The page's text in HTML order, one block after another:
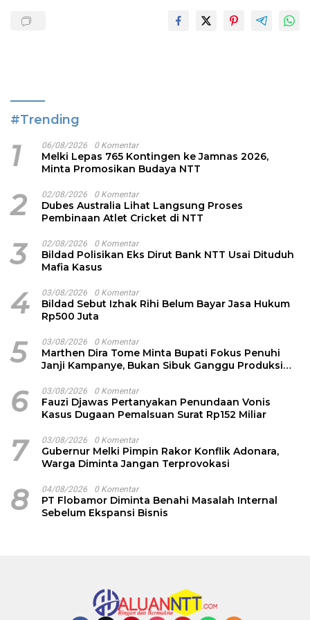
#Trending
1 06/08/2026 0 Komentar
Melki Lepas 765 Kontingen ke Jamnas 2026,
Minta Promosikan Budaya NTT
2 02/08/2026 0 Komentar
Dubes Australia Lihat Langsung Proses
Pembinaan Atlet Cricket di NTT
3 02/08/2026 0 Komentar
Bildad Polisikan Eks Dirut Bank NTT Usai Dituduh
Mafia Kasus
4 03/08/2026 0 Komentar
Bildad Sebut Izhak Rihi Belum Bayar Jasa Hukum
Rp500 Juta
5 03/08/2026 0 Komentar
Marthen Dira Tome Minta Bupati Fokus Penuhi
Janji Kampanye, Bukan Sibuk Ganggu Produksi
6 03/08/2026 0 Komentar
Fauzi Djawas Pertanyakan Penundaan Vonis
Kasus Dugaan Pemalsuan Surat Rp152 Miliar
7 03/08/2026 0 Komentar
Gubernur Melki Pimpin Rakor Konflik Adonara,
Warga Diminta Jangan Terprovokasi
8 04/08/2026 0 Komentar
PT Flobamor Diminta Benahi Masalah Internal
Sebelum Ekspansi Bisnis